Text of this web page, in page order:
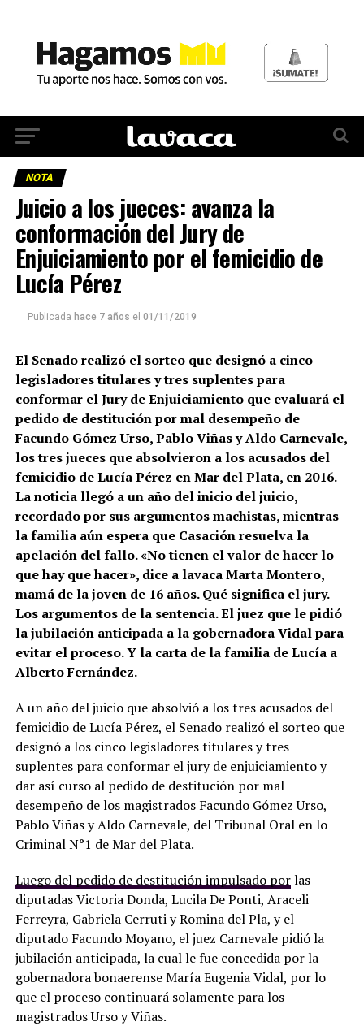
NOTA
Juicio a los jueces: avanza la
conformación del Jury de
Enjuiciamiento por el femicidio de
Lucía Pérez
Publicada hace 7 años el 01/11/2019
El Senado realizó el sorteo que designó a cinco
legisladores titulares y tres suplentes para
conformar el Jury de Enjuiciamiento que evaluará el
pedido de destitución por mal desempeño de
Facundo Gómez Urso, Pablo Viñas y Aldo Carnevale,
los tres jueces que absolvieron a los acusados del
femicidio de Lucía Pérez en Mar del Plata, en 2016.
La noticia llegó a un año del inicio del juicio,
recordado por sus argumentos machistas, mientras
la familia aún espera que Casación resuelva la
apelación del fallo. «No tienen el valor de hacer lo
que hay que hacer», dice a lavaca Marta Montero,
mamá de la joven de 16 años. Qué significa el jury.
Los argumentos de la sentencia. El juez que le pidió
la jubilación anticipada a la gobernadora Vidal para
evitar el proceso. Y la carta de la familia de Lucía a
Alberto Fernández.
A un año del juicio que absolvió a los tres acusados del
femicidio de Lucía Pérez, el Senado realizó el sorteo que
designó a los cinco legisladores titulares y tres
suplentes para conformar el jury de enjuiciamiento y
dar así curso al pedido de destitución por mal
desempeño de los magistrados Facundo Gómez Urso,
Pablo Viñas y Aldo Carnevale, del Tribunal Oral en lo
Criminal N°1 de Mar del Plata.
Luego del pedido de destitución impulsado porlas
diputadas Victoria Donda, Lucila De Ponti, Araceli
Ferreyra, Gabriela Cerruti y Romina del Pla, y el
diputado Facundo Moyano, el juez Carnevale pidió la
jubilación anticipada, la cual le fue concedida por la
gobernadora bonaerense María Eugenia Vidal, por lo
que el proceso continuará solamente para los
magistrados Urso y Viñas.